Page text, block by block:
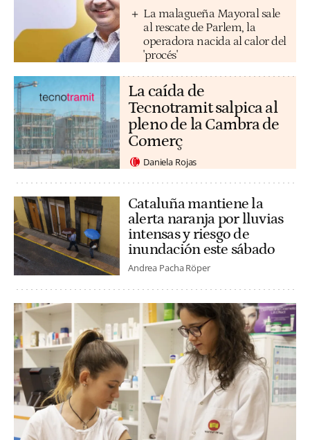
La malagueña Mayoral sale
al rescate de Parlem, la
operadora nacida al calor del
'procés'
La caída de
Tecnotramit salpica al
pleno de la Cambra de
Comerç
Daniela Rojas
Cataluña mantiene la
alerta naranja por lluvias
intensas y riesgo de
inundación este sábado
Andrea Pacha Röper